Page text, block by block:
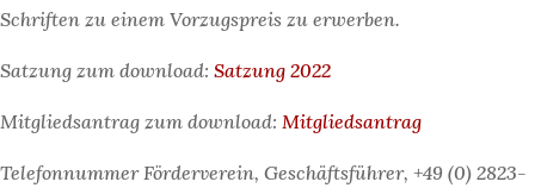
Schriften zu einem Vorzugspreis zu erwerben.
Satzung zum download: Satzung 2022
Mitgliedsantrag zum download: Mitgliedsantrag
Telefonnummer Förderverein, Geschäftsführer, +49 (0) 2823-